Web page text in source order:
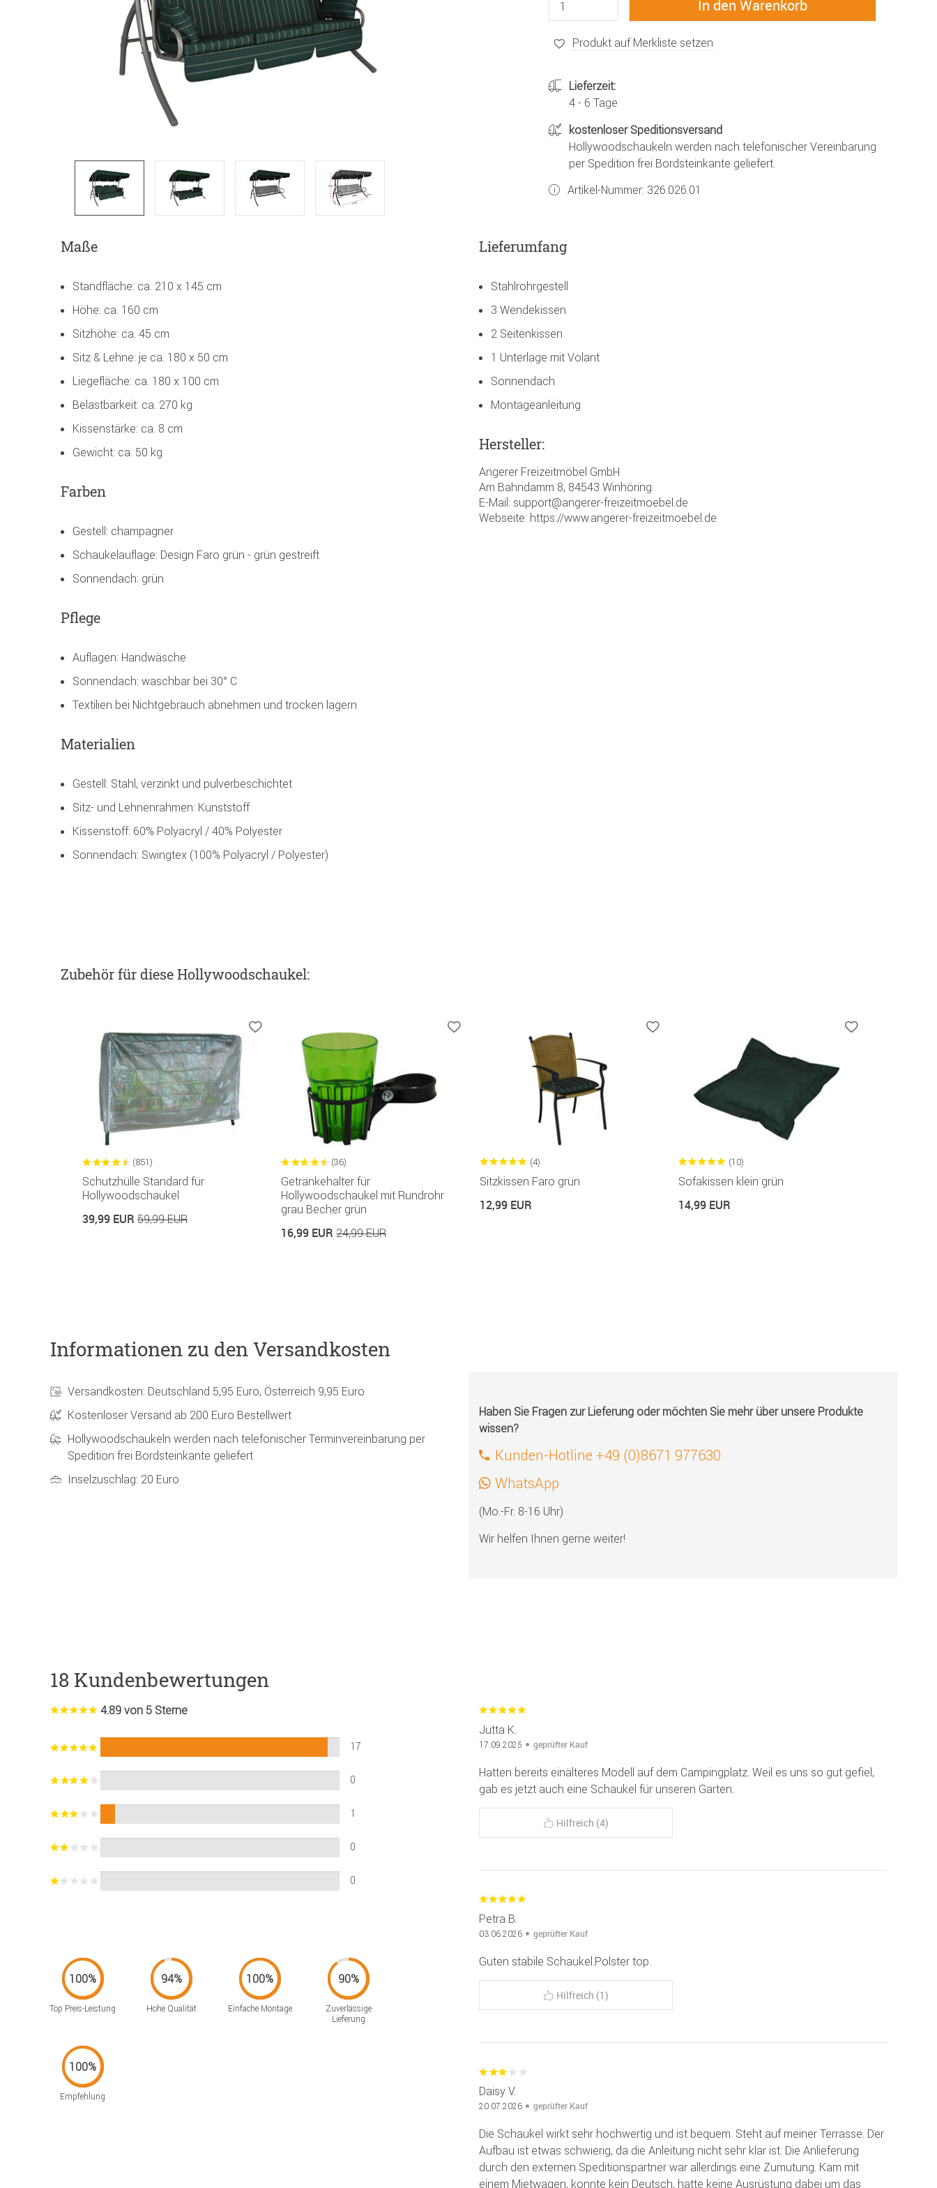
Produkt auf Merkliste setzen
Lieferzeit:
4 - 6 Tage
kostenloser Speditionsversand
Hollywoodschaukeln werden nach telefonischer Vereinbarung
per Spedition frei Bordsteinkante geliefert.
Artikel-Nummer: 326.026.01
Maße
Standfläche: ca. 210 x 145 cm
Höhe: ca. 160 cm
Sitzhöhe: ca. 45 cm
Sitz & Lehne: je ca. 180 x 50 cm
Liegefläche: ca. 180 x 100 cm
Belastbarkeit: ca. 270 kg
Kissenstärke: ca. 8 cm
Gewicht: ca. 50 kg
Farben
Gestell: champagner
Schaukelauflage: Design Faro grün - grün gestreift
Sonnendach: grün
Pflege
Auflagen: Handwäsche
Sonnendach: waschbar bei 30° C
Textilien bei Nichtgebrauch abnehmen und trocken lagern
Materialien
Gestell: Stahl, verzinkt und pulverbeschichtet
Sitz- und Lehnenrahmen: Kunststoff
Kissenstoff: 60% Polyacryl / 40% Polyester
Sonnendach: Swingtex (100% Polyacryl / Polyester)
Lieferumfang
Stahlrohrgestell
3 Wendekissen
2 Seitenkissen
1 Unterlage mit Volant
Sonnendach
Montageanleitung
Hersteller:
Angerer Freizeitmöbel GmbH
Am Bahndamm 8, 84543 Winhöring
E-Mail: support@angerer-freizeitmoebel.de
Webseite: https://www.angerer-freizeitmoebel.de
Zubehörfür diese Hollywoodschaukel:
(851)
Schutzhülle Standard für
Hollywoodschaukel
39,99 EUR 59,99 EUR
(36)
Getränkehalter für
Hollywoodschaukel mit Rundrohr
grau Becher grün
16,99 EUR 24,99 EUR
(4)
Sitzkissen Faro grün
12,99 EUR
(10)
Sofakissen klein grün
14,99 EUR
Informationen zu den Versandkosten
Versandkosten: Deutschland 5,95 Euro, Österreich 9,95 Euro
Kostenloser Versand ab 200 Euro Bestellwert
Hollywoodschaukeln werden nach telefonischer Terminvereinbarung per
Spedition frei Bordsteinkante geliefert
Inselzuschlag: 20 Euro
Haben Sie Fragen zur Lieferung oder möchten Sie mehr über unsere Produkte
wissen?
Kunden-Hotline +49 (0)8671 977630
WhatsApp
(Mo.-Fr. 8-16 Uhr)
Wir helfen Ihnen gerne weiter!
18 Kundenbewertungen
4.89 von 5 Sterne
17
0
1
0
0
Top Preis-Leistung Hohe Qualität Einfache Montage
Zuverlässige
Lieferung
Empfehlung
Jutta K.
17.09.2025 geprüfter Kauf
Hatten bereits einälteres Modell auf dem Campingplatz. Weil es uns so gut gefiel,
gab es jetzt auch eine Schaukel für unseren Garten.
Hilfreich (4)
Petra B.
03.06.2026 geprüfter Kauf
Guten stabile Schaukel.Polster top.
Hilfreich (1)
Daisy V.
20.07.2026 geprüfter Kauf
Die Schaukel wirkt sehr hochwertig und ist bequem. Steht auf meiner Terrasse. Der
Aufbau ist etwas schwierig, da die Anleitung nicht sehr klar ist. Die Anlieferung
durch den externen Speditionspartner war allerdings eine Zumutung. Kam mit
einem Mietwagen, konnte kein Deutsch, hatte keine Ausrüstung dabei um das